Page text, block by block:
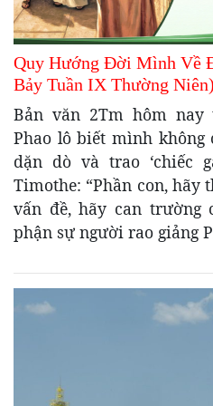
Quy Hướng Đời Mình Về
Bảy Tuần IX Thường Niên)
Bản văn 2Tm hôm nay
Phao lô biết mình
dặn dò và trao ‘chiếc
Timothe: “Phần con, hãy
vấn đề, hãy can trường
phận sự người rao giảng